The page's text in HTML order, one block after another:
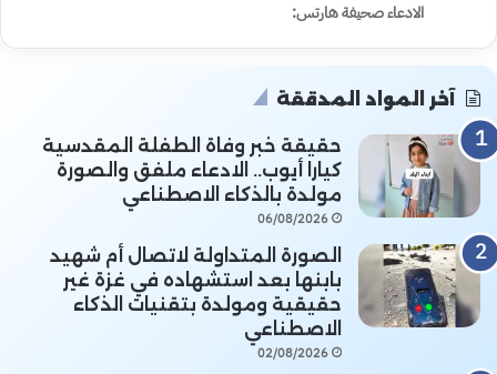
الادعاء صحيفة هارتس:
آخر المواد المدققة
حقيقة خبر وفاة الطفلة المقدسية
كيارا أيوب.. الادعاء ملفق والصورة
مولدة بالذكاء الاصطناعي
06/08/2026
الصورة المتداولة لاتصال أم شهيد
بابنها بعد استشهاده في غزة غير
حقيقية ومولدة بتقنيات الذكاء
الاصطناعي
02/08/2026